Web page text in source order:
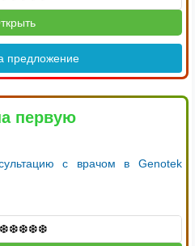
предложение
первую
с врачом в Genotek